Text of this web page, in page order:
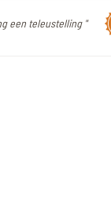
een teleustelling "